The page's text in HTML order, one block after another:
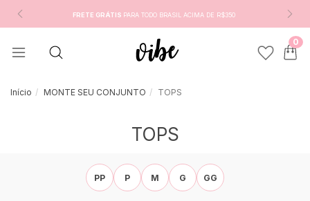
FRETE GRÁTIS PARA TODO BRASIL ACIMA DE R$350
0
Início MONTE SEU CONJUNTO TOPS
TOPS
PP P M G GG